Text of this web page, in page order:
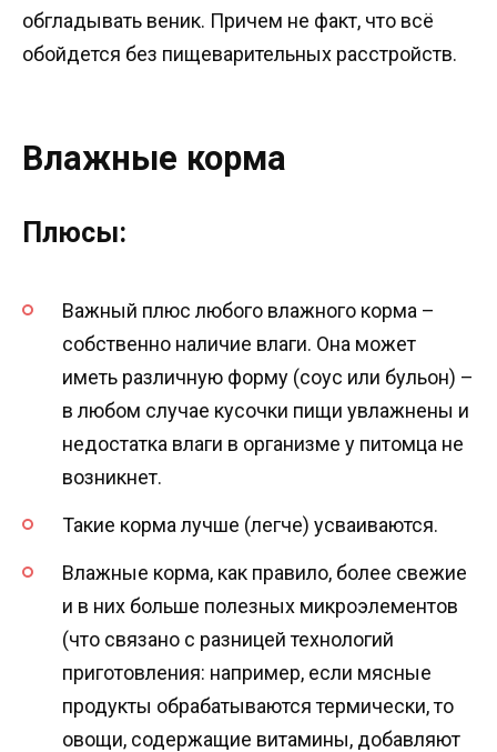
обгладывать веник. Причем не факт, что всё
обойдется без пищеварительных расстройств.
Влажные корма
Плюсы:
Важный плюс любого влажного корма –
собственно наличие влаги. Она может
иметь различную форму (соус или бульон) –
в любом случае кусочки пищи увлажнены и
недостатка влаги в организме у питомца не
возникнет.
Такие корма лучше (легче) усваиваются.
Влажные корма, как правило, более свежие
и в них больше полезных микроэлементов
(что связано с разницей технологий
приготовления: например, если мясные
продукты обрабатываются термически, то
овощи, содержащие витамины, добавляют